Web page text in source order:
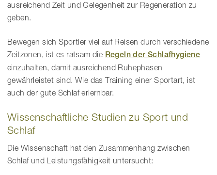
ausreichend Zeit und Gelegenheit zur Regeneration zu
geben.
Bewegen sich Sportler viel auf Reisen durch verschiedene
Zeitzonen, ist es ratsam die Regeln der Schlafhygiene
einzuhalten, damit ausreichend Ruhephasen
gewährleistet sind. Wie das Training einer Sportart, ist
auch der gute Schlaf erlernbar.
Wissenschaftliche Studien zu Sport und
Schlaf
Die Wissenschaft hat den Zusammenhang zwischen
Schlaf und Leistungsfähigkeit untersucht: